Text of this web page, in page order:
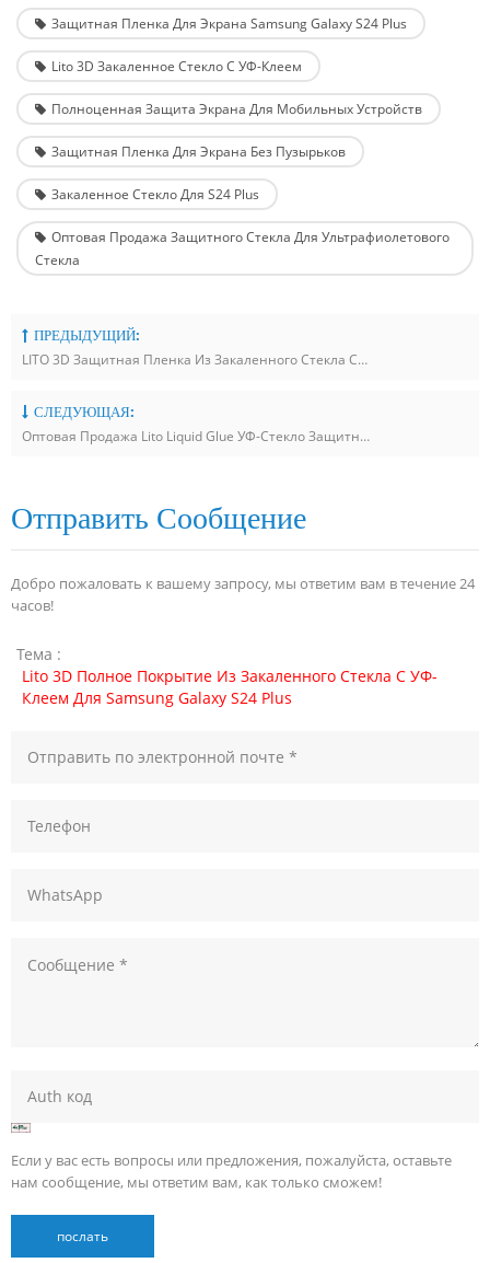
Защитная Пленка Для Экрана Samsung Galaxy S24 Plus
Lito 3D Закаленное Стекло С УФ-Клеем
Полноценная Защита Экрана Для Мобильных Устройств
Защитная Пленка Для Экрана Без Пузырьков
Закаленное Стекло Для S24 Plus
Оптовая Продажа Защитного Стекла Для Ультрафиолетового
Стекла
ПРЕДЫДУЩИЙ:
LITO 3D Защитная Пленка Из Закаленного Стекла С Полным Клеем Для Серии Samsung S24
СЛЕДУЮЩАЯ:
Оптовая Продажа Lito Liquid Glue УФ-Стекло Защитная Пленка Для Экрана Для Samsung S24
Отправить Сообщение
Добро пожаловать к вашему запросу, мы ответим вам в течение 24
часов!
Тема :
Lito 3D Полное Покрытие Из Закаленного Стекла С УФ-
Клеем Для Samsung Galaxy S24 Plus
Если у вас есть вопросы или предложения, пожалуйста, оставьте
нам сообщение, мы ответим вам, как только сможем!